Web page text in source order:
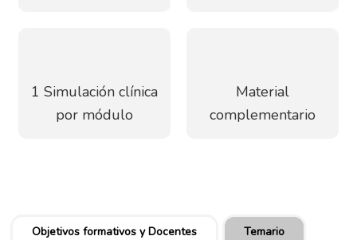
1 Simulación clínica
por módulo
Material
complementario
Objetivos formativos y Docentes Temario